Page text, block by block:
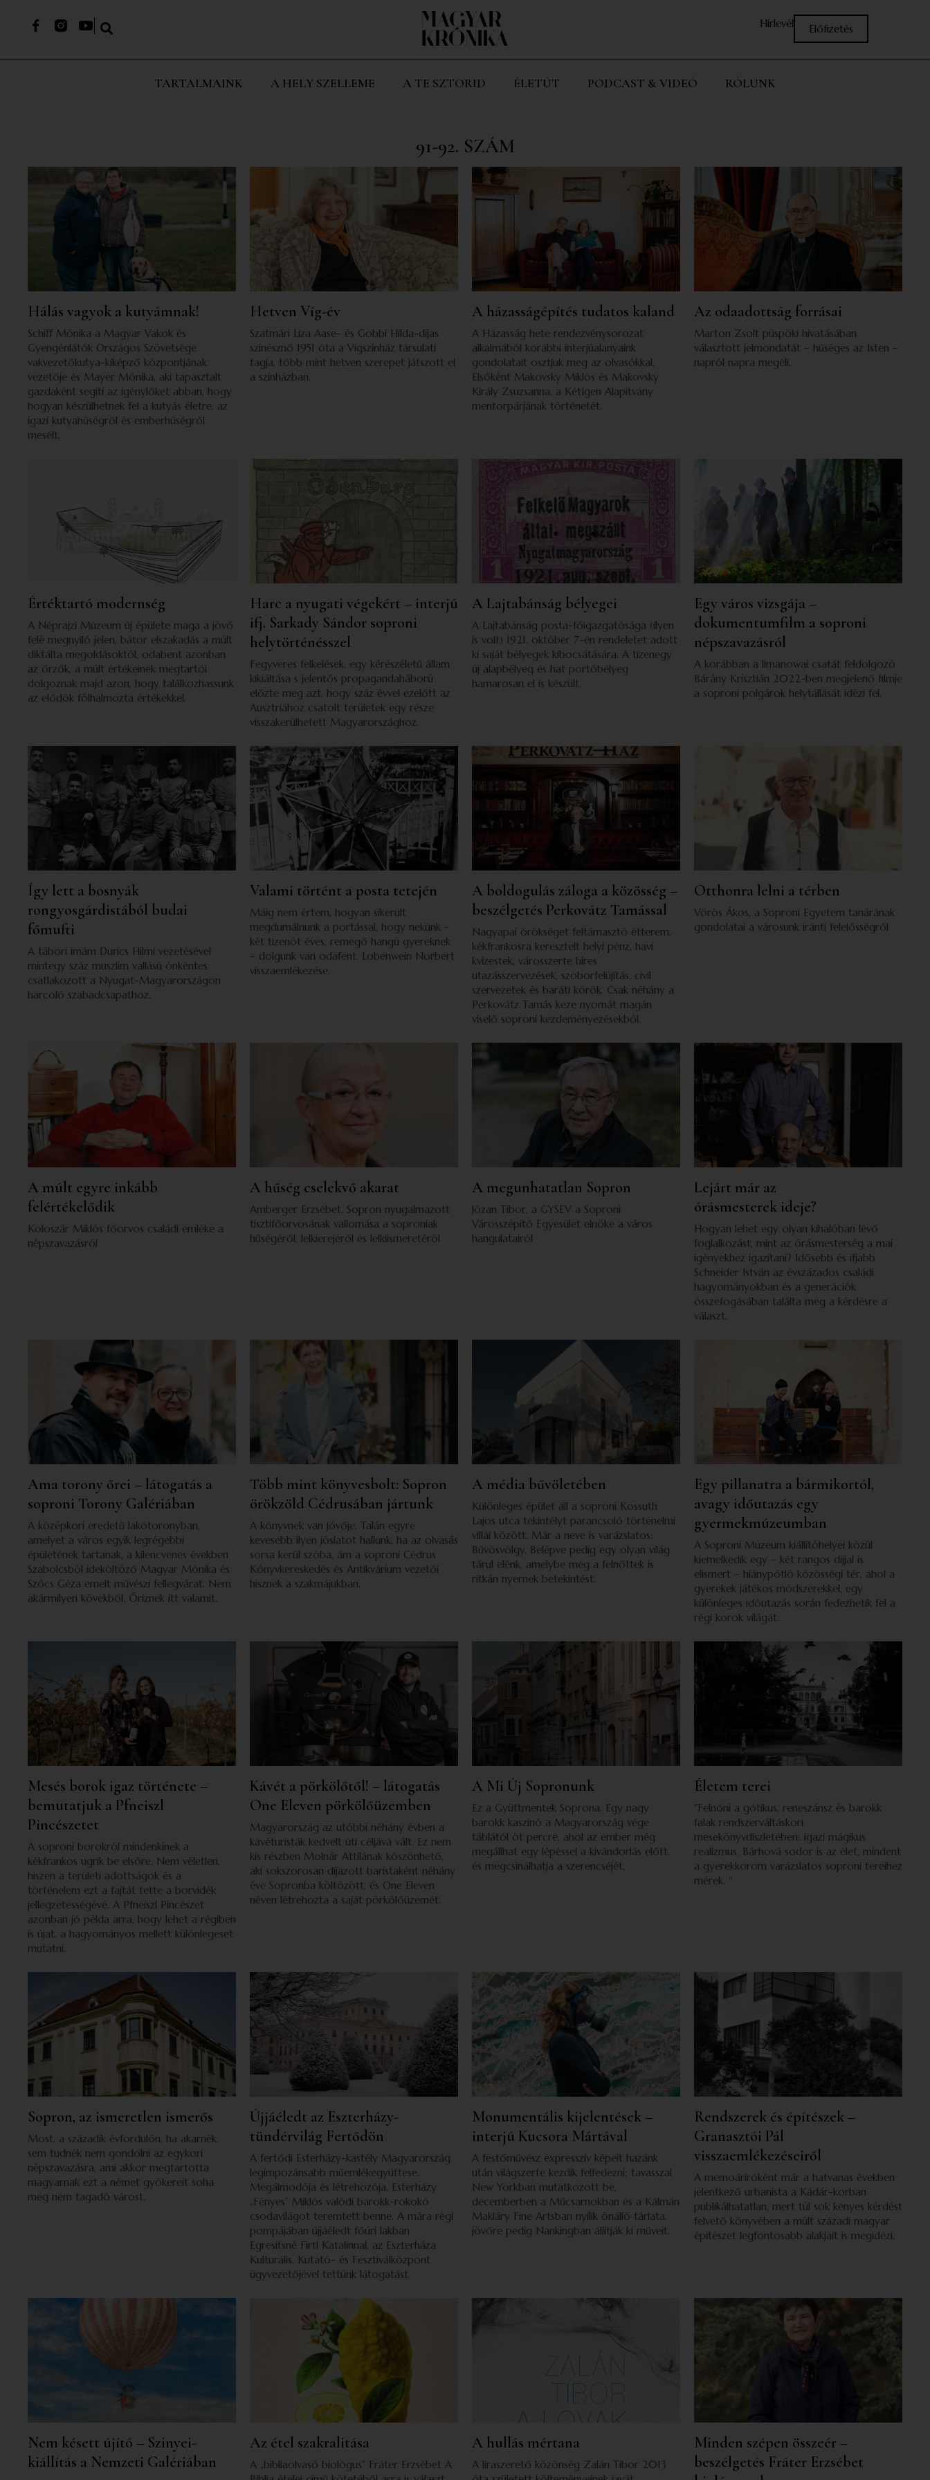
Hírlevél Előfizetés
TARTALMAINK A HELY SZELLEME A TE SZTORID ÉLETÚT PODCAST & VIDEÓ RÓLUNK
91-92. SZÁM
Hálás vagyok a kutyámnak!
Schiff Mónika a Magyar Vakok és
Gyengénlátók Országos Szövetsége
vakvezetőkutya-kiképző központjának
vezetője és Mayer Mónika, aki tapasztalt
gazdaként segíti az igénylőket abban, hogy
hogyan készülhetnek fel a kutyás életre, az
igazi kutyahűségről és emberhűségről
mesélt.
Hetven Víg-év
Szatmári Liza Aase- és Gobbi Hilda-díjas
színésznő 1951 óta a Vígszínház társulati
tagja, több mint hetven szerepet játszott el
a színházban.
A házasságépítés tudatos kaland
A Házasság hete rendezvénysorozat
alkalmából korábbi interjúalanyaink
gondolatait osztjuk meg az olvasókkal.
Elsőként Makovsky Miklós és Makovsky
Király Zsuzsanna, a KétIgen Alapítvány
mentorpárjának történetét.
Az odaadottság forrásai
Marton Zsolt püspöki hivatásában
választott jelmondatát – hűséges az Isten –
napról napra megéli.
Értéktartó modernség
A Néprajzi Múzeum új épülete maga a jövő
felé megnyíló jelen, bátor elszakadás a múlt
diktálta megoldásoktól, odabent azonban
az őrzők, a múlt értékeinek megtartói
dolgoznak majd azon, hogy találkozhassunk
az elődök fölhalmozta értékekkel.
Harc a nyugati végekért – interjú
ifj. Sarkady Sándor soproni
helytörténésszel
Fegyveres felkelések, egy kérészéletű állam
kikiáltása s jelentős propagandaháború
előzte meg azt, hogy száz évvel ezelőtt az
Ausztriához csatolt területek egy része
visszakerülhetett Magyarországhoz.
A Lajtabánság bélyegei
A Lajtabánság posta-főigazgatósága (ilyen
is volt) 1921. október 7-én rendeletet adott
ki saját bélyegek kibocsátására. A tizenegy
új alapbélyeg és hat portóbélyeg
hamarosan el is készült.
Egy város vizsgája –
dokumentumfilm a soproni
népszavazásról
A korábban a limanowai csatát feldolgozó
Bárány Krisztián 2022-ben megjelenő filmje
a soproni polgárok helytállását idézi fel.
Így lett a bosnyák
rongyosgárdistából budai
főmufti
A tábori imám Durics Hilmi vezetésével
mintegy száz muszlim vallású önkéntes
csatlakozott a Nyugat-Magyarországon
harcoló szabadcsapathoz.
Valami történt a posta tetején
Máig nem értem, hogyan sikerült
megdumálnunk a portással, hogy nekünk –
két tizenöt éves, remegő hangú gyereknek
– dolgunk van odafent. Lobenwein Norbert
visszaemlékezése.
A boldogulás záloga a közösség –
beszélgetés Perkovátz Tamással
Nagyapai örökséget feltámasztó étterem,
kékfrankosra keresztelt helyi pénz, havi
kvízestek, városszerte híres
utazásszervezések, szoborfelújítás, civil
szervezetek és baráti körök. Csak néhány a
Perkovátz Tamás keze nyomát magán
viselő soproni kezdeményezésekből.
Otthonra lelni a térben
Vörös Ákos, a Soproni Egyetem tanárának
gondolatai a városunk iránti felelősségről
A múlt egyre inkább
felértékelődik
Koloszár Miklós főorvos családi emléke a
népszavazásról
A hűség cselekvő akarat
Amberger Erzsébet, Sopron nyugalmazott
tisztifőorvosának vallomása a soproniak
hűségéről, lelkierejéről és lelkiismeretéröl
A megunhatatlan Sopron
Józan Tibor, a GYSEV a Soproni
Városszépítő Egyesület elnöke a város
hangulatairól
Lejárt már az
órásmesterek ideje?
Hogyan lehet egy olyan kihalóban lévő
foglalkozást, mint az órásmesterség a mai
igényekhez igazítani? Idősebb és ifjabb
Schneider István az évszázados családi
hagyományokban és a generációk
összefogásában találta meg a kérdésre a
választ.
Ama torony őrei – látogatás a
soproni Torony Galériában
A középkori eredetű lakótoronyban,
amelyet a város egyik legrégebbi
épületének tartanak, a kilencvenes években
Szabolcsból ideköltöző Magyar Mónika és
Szőcs Géza emelt művészi fellegvárat. Nem
akármilyen kövekből. Őriznek itt valamit.
Több mint könyvesbolt: Sopron
örökzöld Cédrusában jártunk
A könyvnek van jövője. Talán egyre
kevesebb ilyen jóslatot hallunk, ha az olvasás
sorsa kerül szóba, ám a soproni Cédrus
Könyvkereskedés és Antikvárium vezetői
hisznek a szakmájukban.
A média bűvöletében
Különleges épület áll a soproni Kossuth
Lajos utca tekintélyt parancsoló történelmi
villái között. Már a neve is varázslatos:
Bűvösvölgy. Belépve pedig egy olyan világ
tárul elénk, amelybe még a felnőttek is
ritkán nyernek betekintést.
Egy pillanatra a bármikortól,
avagy időutazás egy
gyermekmúzeumban
A Soproni Múzeum kiállítóhelyei közül
kiemelkedik egy – két rangos díjjal is
elismert – hiánypótló közösségi tér, ahol a
gyerekek játékos módszerekkel, egy
különleges időutazás során fedezhetik fel a
régi korok világát.
Mesés borok igaz története –
bemutatjuk a Pfneiszl
Pincészetet
A soproni borokról mindenkinek a
kékfrankos ugrik be elsőre. Nem véletlen,
hiszen a területi adottságok és a
történelem ezt a fajtát tette a borvidék
jellegzetességévé. A Pfneiszl Pincészet
azonban jó példa arra, hogy lehet a régiben
is újat, a hagyományos mellett különlegeset
mutatni.
Kávét a pörkölőtől! – látogatás
One Eleven pörkölőüzemben
Magyarország az utóbbi néhány évben a
kávéturisták kedvelt úti céljává vált. Ez nem
kis részben Molnár Attilának köszönhető,
aki sokszorosan díjazott baristaként néhány
éve Sopronba költözött, és One Eleven
néven létrehozta a saját pörkölőüzemét.
A Mi Új Sopronunk
Ez a Gyüttmentek Soprona. Egy nagy
barokk kaszinó a Magyarország vége
táblától öt percre, ahol az ember még
megállhat egy lépéssel a kivándorlás előtt,
és megcsinálhatja a szerencséjét,
Életem terei
"Felnőni a gótikus, reneszánsz és barokk
falak rendszerváltáskori
mesekönyvdíszletében: igazi mágikus
realizmus. Bárhová sodor is az élet, mindent
a gyerekkorom varázslatos soproni tereihez
mérek. "
Sopron, az ismeretlen ismerős
Most, a századik évfordulón, ha akarnék,
sem tudnék nem gondolni az egykori
népszavazásra, ami akkor megtartotta
magyarnak ezt a német gyökereit soha
meg nem tagadó várost.
Újjáéledt az Eszterházy-
tündérvilág Fertődön
A fertődi Esterházy-kastély Magyarország
legimpozánsabb műemlékegyüttese.
Megálmodója és létrehozója, Esterházy
„Fényes” Miklós valódi barokk-rokokó
csodavilágot teremtett benne. A mára régi
pompájában újjáéledt főúri lakban
Egresitsné Firtl Katalinnal, az Eszterháza
Kulturális, Kutató- és Fesztiválközpont
ügyvezetőjével tettünk látogatást.
Monumentális kijelentések –
interjú Kucsora Mártával
A festőművész expresszív képeit hazánk
után világszerte kezdik felfedezni: tavasszal
New Yorkban mutatkozott be,
decemberben a Műcsarnokban és a Kálmán
Makláry Fine Artsban nyílik önálló tárlata,
jövőre pedig Nankingban állítják ki műveit.
Rendszerek és építészek –
Granasztói Pál
visszaemlékezéseiről
A memoáríróként már a hatvanas években
jelentkező urbanista a Kádár-korban
publikálhatatlan, mert túl sok kényes kérdést
felvető könyvében a múlt századi magyar
építészet legfontosabb alakjait is megidézi.
Nem késett újító – Szinyei-
kiállítás a Nemzeti Galériában
Az étel szakralitása
A „bibliaolvasó biológus” Fráter Erzsébet A
A hullás mértana
A líraszerető közönség Zalán Tibor 2013
Minden szépen összeér –
beszélgetés Fráter Erzsébet